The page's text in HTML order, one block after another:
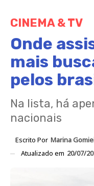
CINEMA & TV
Onde
mais
pelos
Na lista, há
nacionais
Escrito Por Marina
Atualizado em 20/07/